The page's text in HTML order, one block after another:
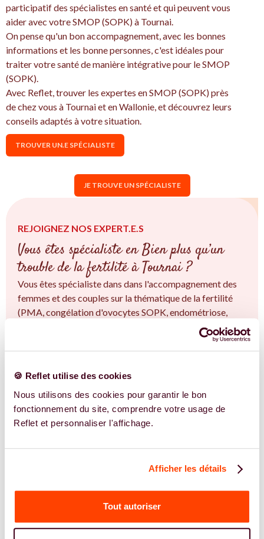
🍪 Reflet utilise des cookies
Nous utilisons des cookies pour garantir le bon
fonctionnement du site, comprendre votre usage de
Reflet et personnaliser l'affichage.
Afficher les détails
Tout autoriser
participatif des spécialistes en santé et qui peuvent vous
aider avec votre SMOP (SOPK) à Tournai.
On pense qu'un bon accompagnement, avec les bonnes
informations et les bonne personnes, c'est idéales pour
traiter votre santé de manière intégrative pour le SMOP
(SOPK).
Avec Reflet, trouver les expertes en SMOP (SOPK) près
de chez vous à Tournai et en Wallonie, et découvrez leurs
conseils adaptés à votre situation.
TROUVER UN.E SPÉCIALISTE
JE TROUVE UN SPÉCIALISTE
REJOIGNEZ NOS EXPERT.E.S
Vous êtes spécialiste en Bien plus qu’un
trouble de la fertilité à Tournai ?
Vous êtes spécialiste dans dans l'accompagnement des
femmes et des couples sur la thématique de la fertilité
(PMA, congélation d'ovocytes SOPK, endométriose,
fertilité naturelle...) à Tournai et en Wallonie. Vous êtes
convaincu.e qu'une approche intégrative est la clé ?
Rejoignez-nous !
EN SAVOIR PLUS